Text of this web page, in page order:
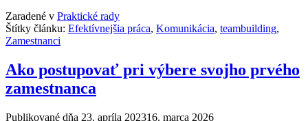
Zaradené v Praktické rady
Štítky článku: Efektívnejšia práca, Komunikácia, teambuilding,
Zamestnanci
Ako postupovať pri výbere svojho prvého
zamestnanca
Publikované dňa 23. apríla 202316. marca 2026